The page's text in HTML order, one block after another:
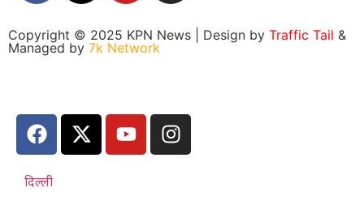
Copyright © 2025 KPN News | Design by Traffic Tail &
Managed by 7k Network
दिल्ली